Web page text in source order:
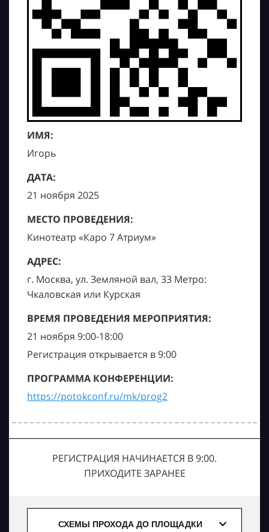
ИМЯ:
Игорь
ДАТА:
21 ноября 2025
МЕСТО ПРОВЕДЕНИЯ:
Кинотеатр «Каро 7 Атриум»
АДРЕС:
г. Москва, ул. Земляной вал, 33 Метро:
Чкаловская или Курская
ВРЕМЯ ПРОВЕДЕНИЯ МЕРОПРИЯТИЯ:
21 ноября 9:00-18:00
Регистрация открывается в 9:00
ПРОГРАММА КОНФЕРЕНЦИИ:
https://potokconf.ru/mk/prog2
РЕГИСТРАЦИЯ НАЧИНАЕТСЯ В 9:00.
ПРИХОДИТЕ ЗАРАНЕЕ
СХЕМЫ ПРОХОДА ДО ПЛОЩАДКИ